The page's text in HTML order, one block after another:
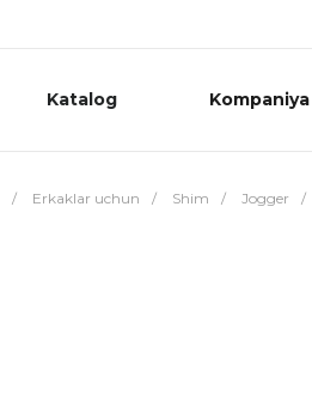
Katalog Kompaniya
/ Erkaklar uchun / Shim / Jogger /